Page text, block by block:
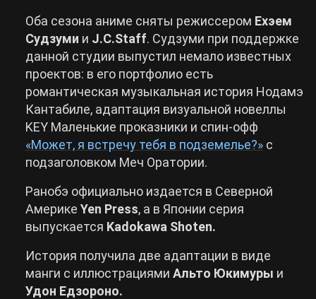
Оба сезона аниме сняты режиссером Ехэем
Судзуми и J.C.Staff. Судзуми при поддержке
данной студии выпустил немало известных
проектов: в его портфолио есть
романтическая музыкальная история Нодамэ
Кантабиле, адаптация визуальной новеллы
KEY Маленькие проказники и спин-офф
«Может, я встречу тебя в подземелье?» с
подзаголовком Меч Оратории.
Ранобэ официально издается в Северной
Америке Yen Press, а в Японии серия
выпускается Kadokawa Shoten.
История получила две адаптации в виде
манги с иллюстрациями Альто Юкимуры и
Удон Едзороно.